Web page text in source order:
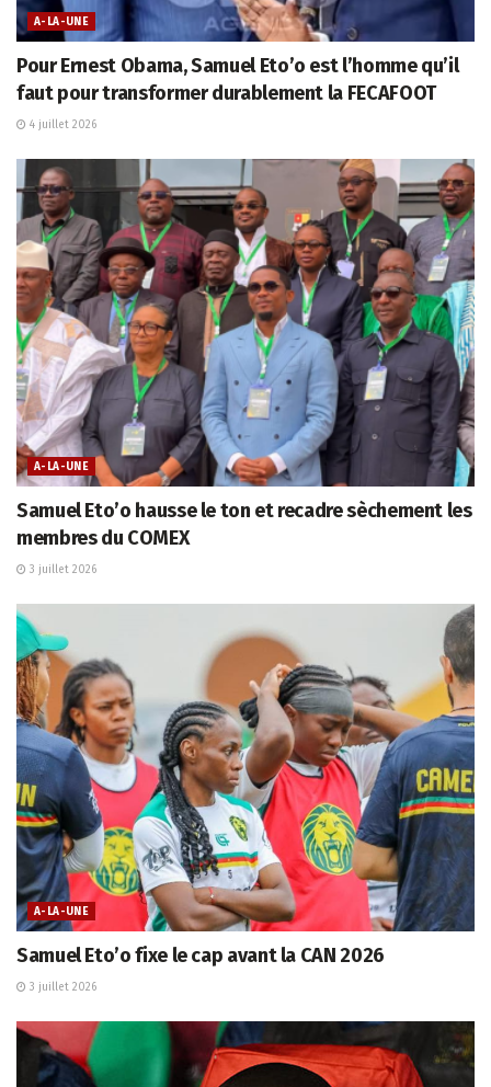
A-LA-UNE
Pour Ernest Obama, Samuel Eto’o est l’homme qu’il
faut pour transformer durablement la FECAFOOT
4 juillet 2026
A-LA-UNE
Samuel Eto’o hausse le ton et recadre sèchement les
membres du COMEX
3 juillet 2026
A-LA-UNE
Samuel Eto’o fixe le cap avant la CAN 2026
3 juillet 2026